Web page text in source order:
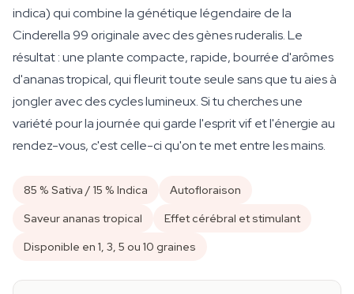
indica) qui combine la génétique légendaire de la
Cinderella 99 originale avec des gènes ruderalis. Le
résultat : une plante compacte, rapide, bourrée d'arômes
d'ananas tropical, qui fleurit toute seule sans que tu aies à
jongler avec des cycles lumineux. Si tu cherches une
variété pour la journée qui garde l'esprit vif et l'énergie au
rendez-vous, c'est celle-ci qu'on te met entre les mains.
85 % Sativa / 15 % Indica
Autofloraison
Saveur ananas tropical
Effet cérébral et stimulant
Disponible en 1, 3, 5 ou 10 graines